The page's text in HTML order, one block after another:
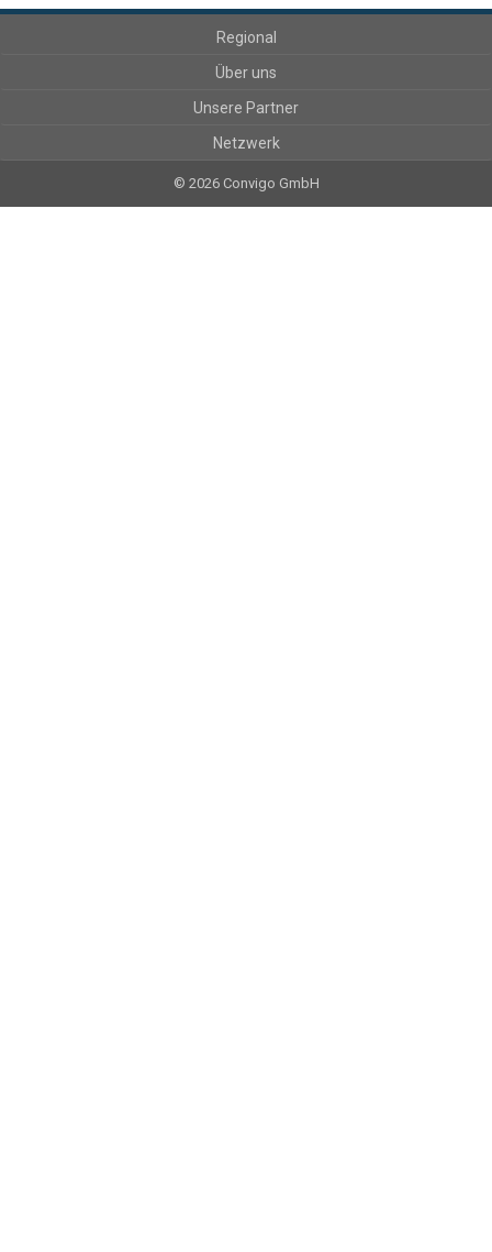
Regional
Über uns
Unsere Partner
Netzwerk
© 2026 Convigo GmbH